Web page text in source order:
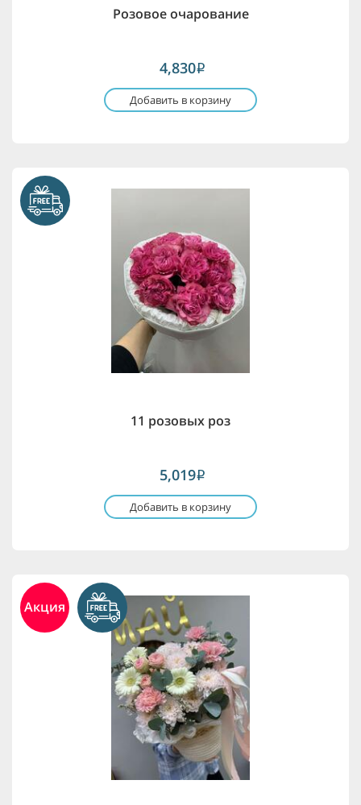
Розовое очарование
4,830i
Добавить в корзину
11 розовых роз
5,019i
Добавить в корзину
Акция